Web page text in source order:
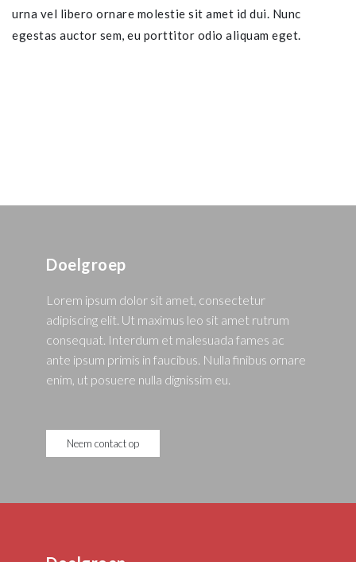
urna vel libero ornare molestie sit amet id dui. Nunc
egestas auctor sem, eu porttitor odio aliquam eget.
Doelgroep
Lorem ipsum dolor sit amet, consectetur
adipiscing elit. Ut maximus leo sit amet rutrum
consequat. Interdum et malesuada fames ac
ante ipsum primis in faucibus. Nulla finibus ornare
enim, ut posuere nulla dignissim eu.
Neem contact op